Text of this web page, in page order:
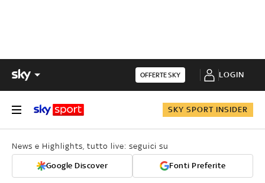
OFFERTE SKY LOGIN
SKY SPORT INSIDER
News e Highlights, tutto live: seguici su
Google Discover Fonti Preferite